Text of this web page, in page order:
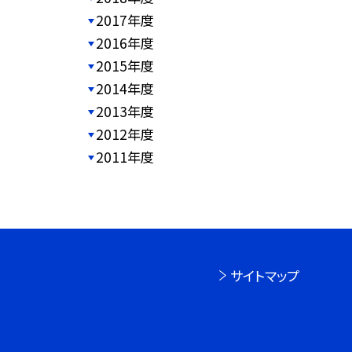
2017年度
2016年度
2015年度
2014年度
2013年度
2012年度
2011年度
サイトマップ